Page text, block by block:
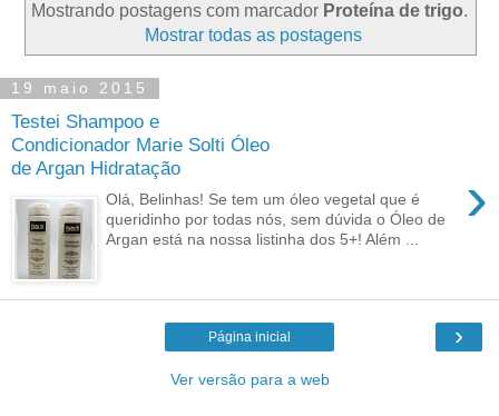
Mostrando postagens com marcador Proteína de trigo.
Mostrar todas as postagens
19 maio 2015
Testei Shampoo e
Condicionador Marie Solti Óleo
de Argan Hidratação
›
Olá, Belinhas! Se tem um óleo vegetal que é
queridinho por todas nós, sem dúvida o Óleo de
Argan está na nossa listinha dos 5+! Além ...
›
Página inicial
Ver versão para a web